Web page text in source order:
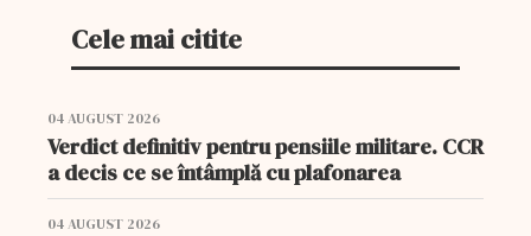
Cele mai citite
04 AUGUST 2026
Verdict definitiv pentru pensiile militare. CCR
a decis ce se întâmplă cu plafonarea
04 AUGUST 2026